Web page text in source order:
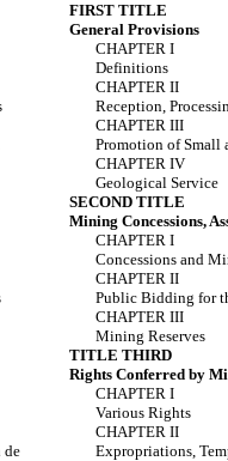
FIRST TITLE
General Provisions
CHAPTER I
Definitions
CHAPTER II
Reception,
CHAPTER III
Promotion of Small
CHAPTER IV
Geological Service
SECOND TITLE
Mining Concessions,
CHAPTER I
Concessions and
CHAPTER II
Public Bidding for
CHAPTER III
Mining Reserves
TITLE THIRD
Rights Conferred by
CHAPTER I
Various Rights
CHAPTER II
de
Expropriations,